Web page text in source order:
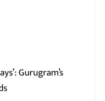
Gurugram’s